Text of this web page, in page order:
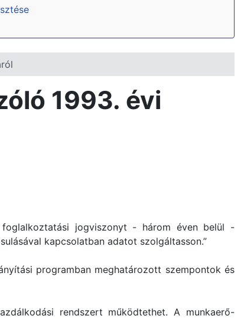
1993. évi
jogviszonyt - három éven belül -
kapcsolatban adatot szolgáltasson.”
programban meghatározott szempontok és
rendszert működtethet. A munkaerő-